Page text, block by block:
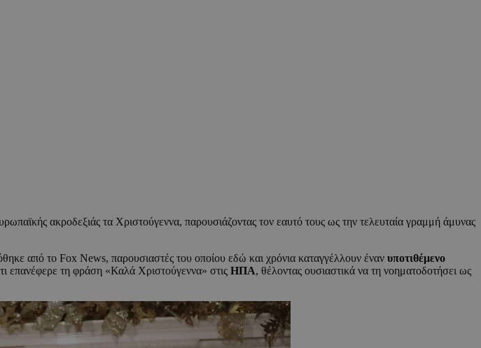
ακροδεξιάς τα Χριστούγεννα, παρουσιάζοντας τον εαυτό τους ως την τελευταία γραμμή άμυνας
από το Fox News, παρουσιαστές του οποίου εδώ και χρόνια καταγγέλλουν έναν υποτιθέμενο
επανέφερε τη φράση «Καλά Χριστούγεννα» στις ΗΠΑ, θέλοντας ουσιαστικά να τη νοηματοδοτήσει ως